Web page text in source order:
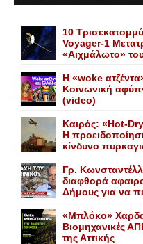
10
Voyager-1
«Αιχμάλωτο»
Η «woke
Κοινωνική
(video)
Καιρός: «Hot-
Η
κίνδυνο
Γρ.
διαφθορά
Δήμους για να
«Mπλόκο»
Bιομηχανικές
της Αττικής